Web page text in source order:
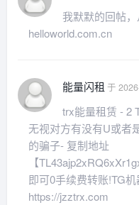
我默默的回帖
helloworld.com.cn
能量闪租 于
trx能量租赁 - 2
无视对方有没有U或者
的骗子- 复制地址
【
即可0手续费转账!TG
https://jzztrx.com